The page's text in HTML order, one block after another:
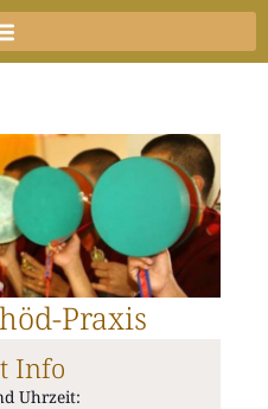
Praxis
Info
Uhrzeit: